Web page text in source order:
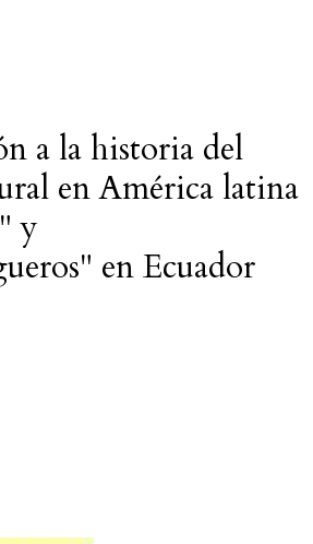
a la historia del
en América latina
y
en Ecuador